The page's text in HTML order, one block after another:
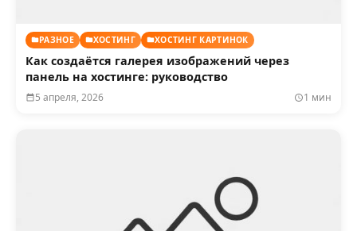
РАЗНОЕ ХОСТИНГ ХОСТИНГ КАРТИНОК
Как создаётся галерея изображений через
панель на хостинге: руководство
5 апреля, 2026 1 мин